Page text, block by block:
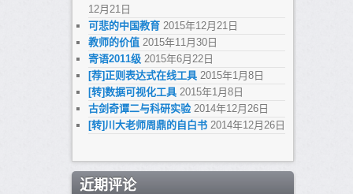
12月21日
可悲的中国教育 2015年12月21日
教师的价值 2015年11月30日
寄语2011级 2015年6月22日
[荐]正则表达式在线工具 2015年1月8日
[转]数据可视化工具 2015年1月8日
古剑奇谭二与科研实验 2014年12月26日
[转]川大老师周鼎的自白书 2014年12月26日
近期评论